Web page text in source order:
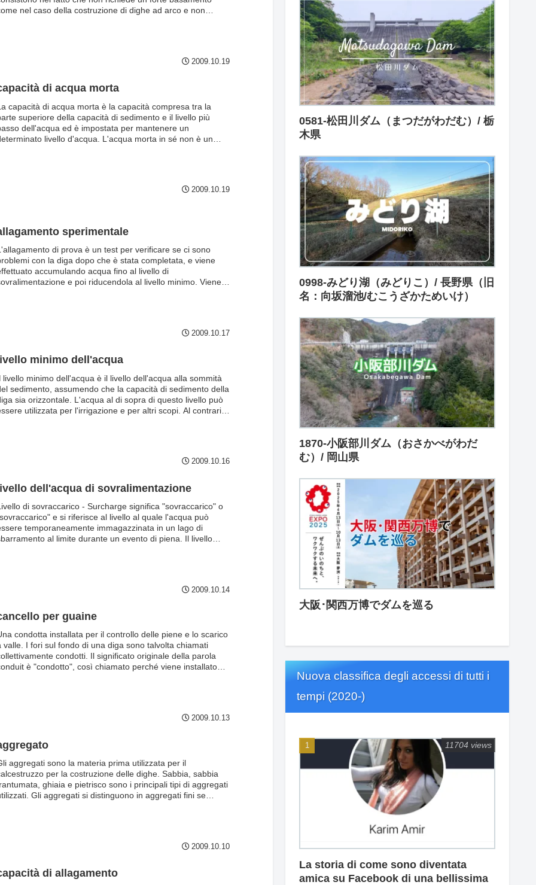
nel caso della costruzione di dighe ad arco e non
2009.10.19
di acqua morta
capacità di acqua morta è la capacità compresa tra la
superiore della capacità di sedimento e il livello più
dell'acqua ed è impostata per mantenere un
livello d'acqua. L'acqua morta in sé non è un
2009.10.19
sperimentale
di prova è un test per verificare se ci sono
con la diga dopo che è stata completata, e viene
accumulando acqua fino al livello di
e poi riducendola al livello minimo. Viene
2009.10.17
livello minimo dell'acqua
livello minimo dell'acqua è il livello dell'acqua alla sommità
sedimento, assumendo che la capacità di sedimento della
sia orizzontale. L'acqua al di sopra di questo livello può
utilizzata per l'irrigazione e per altri scopi. Al contrario,
2009.10.16
dell'acqua di sovralimentazione
di sovraccarico - Surcharge significa "sovraccarico" o
e si riferisce al livello al quale l'acqua può
temporaneamente immagazzinata in un lago di
al limite durante un evento di piena. Il livello
2009.10.14
per guaine
condotta installata per il controllo delle piene e lo scarico
valle. I fori sul fondo di una diga sono talvolta chiamati
condotti. Il significato originale della parola
è "condotto", così chiamato perché viene installato
2009.10.13
aggregati sono la materia prima utilizzata per il
per la costruzione delle dighe. Sabbia, sabbia
ghiaia e pietrisco sono i principali tipi di aggregati
Gli aggregati si distinguono in aggregati fini se
2009.10.10
di allagamento
0581-松田川ダム（まつだがわだむ）/ 栃
木県
0998-みどり湖（みどりこ）/ 長野県（旧
名：向坂溜池/むこうざかためいけ）
1870-小阪部川ダム（おさかべがわだ
む）/ 岡山県
大阪･関西万博でダムを巡る
Nuova classifica degli accessi di tutti i
tempi (2020-)
La storia di come sono diventata
amica su Facebook di una bellissima
11704 views